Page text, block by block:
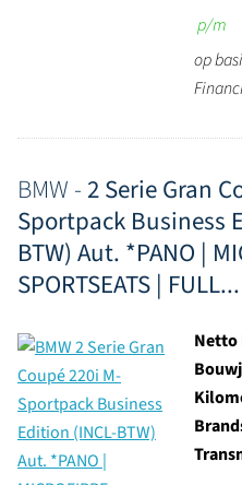
p/m
op
BMW - 2 Serie Gran
Sportpack Business
BTW) Aut. *PANO |
SPORTSEATS | FULL...